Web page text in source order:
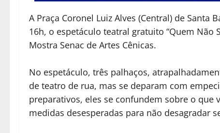
A Praça Coronel Luiz Alves (Central) de Santa
16h, o espetáculo teatral gratuito “Quem Não
Mostra Senac de Artes Cênicas.
No espetáculo, três palhaços,
de teatro de rua, mas se deparam com
preparativos, eles se confundem sobre o que
medidas desesperadas para não desagradar